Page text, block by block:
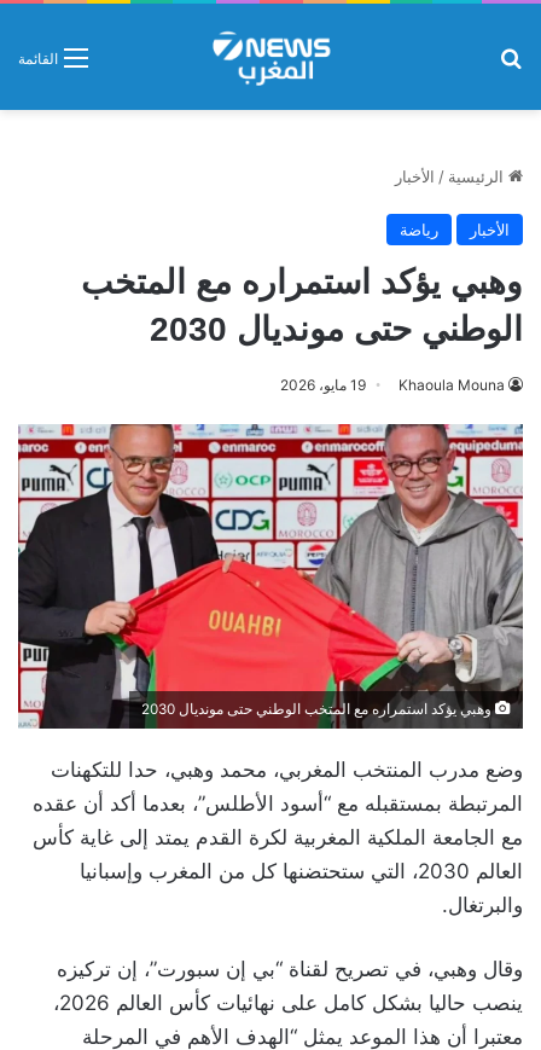
القائمة
الرئيسية / الأخبار
الأخبار رياضة
وهبي يؤكد استمراره مع المتخب
الوطني حتى مونديال 2030
Khaoula Mouna 19 مايو، 2026
وهبي يؤكد استمراره مع المتخب الوطني حتى مونديال 2030
وضع مدرب المنتخب المغربي، محمد وهبي، حدا للتكهنات
المرتبطة بمستقبله مع “أسود الأطلس”، بعدما أكد أن عقده
مع الجامعة الملكية المغربية لكرة القدم يمتد إلى غاية كأس
العالم 2030، التي ستحتضنها كل من المغرب وإسبانيا
والبرتغال.
وقال وهبي، في تصريح لقناة “بي إن سبورت”، إن تركيزه
ينصب حاليا بشكل كامل على نهائيات كأس العالم 2026،
معتبرا أن هذا الموعد يمثل “الهدف الأهم في المرحلة